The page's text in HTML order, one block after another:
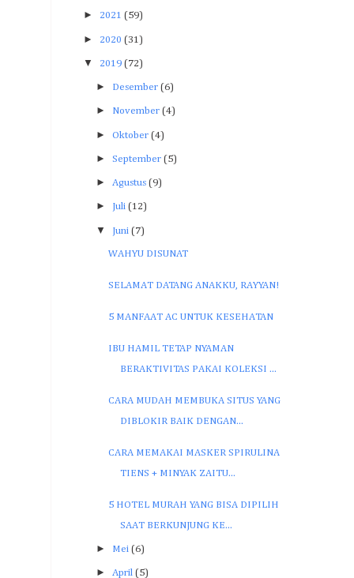
► 2021 (59)
► 2020 (31)
▼ 2019 (72)
► Desember (6)
► November (4)
► Oktober (4)
► September (5)
► Agustus (9)
► Juli (12)
▼ Juni (7)
WAHYU DISUNAT
SELAMAT DATANG ANAKKU, RAYYAN!
5 MANFAAT AC UNTUK KESEHATAN
IBU HAMIL TETAP NYAMAN
BERAKTIVITAS PAKAI KOLEKSI ...
CARA MUDAH MEMBUKA SITUS YANG
DIBLOKIR BAIK DENGAN...
CARA MEMAKAI MASKER SPIRULINA
TIENS + MINYAK ZAITU...
5 HOTEL MURAH YANG BISA DIPILIH
SAAT BERKUNJUNG KE...
► Mei (6)
► April (5)